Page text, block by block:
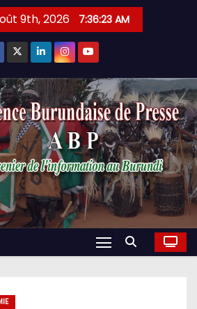
9th, 2026 7:36:24 AM